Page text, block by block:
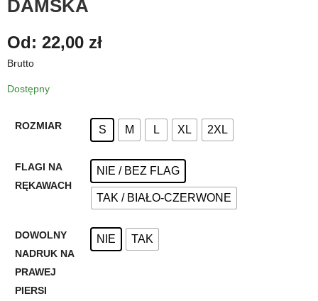
DAMSKA
Od: 22,00 zł
Brutto
Dostępny
ROZMIAR S M L XL 2XL
FLAGI NA
RĘKAWACH
NIE / BEZ FLAG
TAK / BIAŁO-CZERWONE
DOWOLNY
NADRUK NA
PRAWEJ
PIERSI
NIE TAK